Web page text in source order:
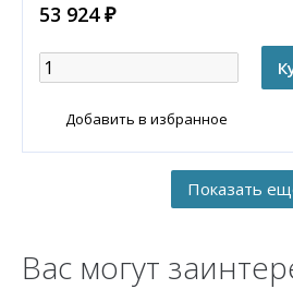
53 924 ₽
Добавить в избранное
Вас могут